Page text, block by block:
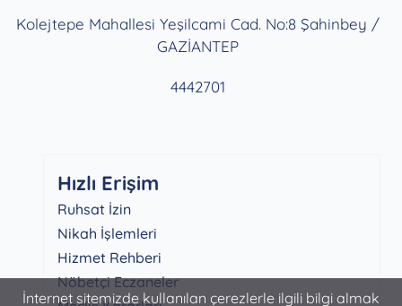
İnternet sitemizde kullanılan çerezlerle ilgili bilgi almak
Kolejtepe Mahallesi Yeşilcami Cad. No:8 Şahinbey /
GAZİANTEP
4442701
Hızlı Erişim
Ruhsat İzin
Nikah İşlemleri
Hizmet Rehberi
Nöbetçi Eczaneler